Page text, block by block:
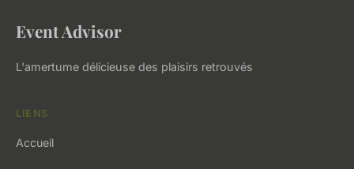
Event Advisor
L'amertume délicieuse des plaisirs retrouvés
LIENS
Accueil